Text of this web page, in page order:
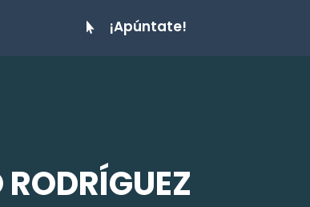
 ¡Apúntate!